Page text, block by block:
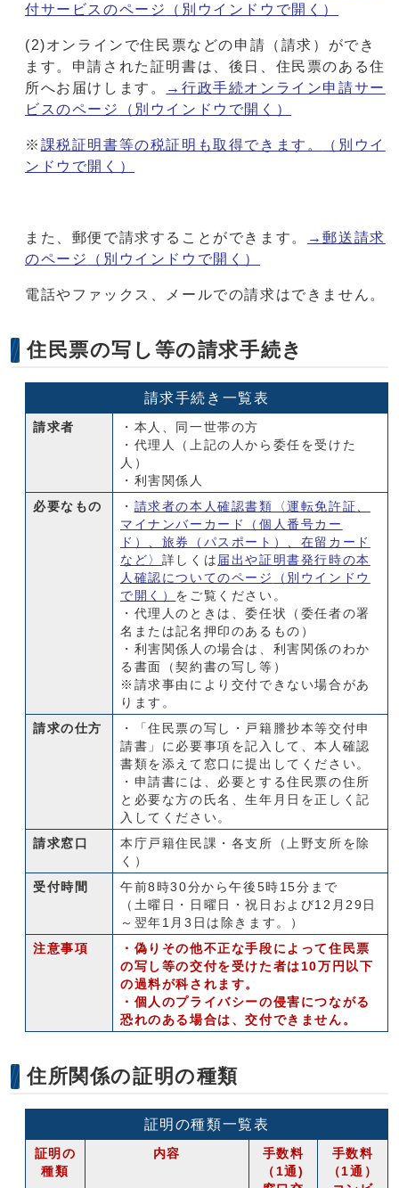
付サービスのページ
（別ウインドウで開く）
(2)オンラインで住民票などの申請（請求）ができ
ます。申請された証明書は、後日、住民票のある住
所へお届けします。
→行政手続オンライン申請サー
ビスのページ
（別ウインドウで開く）
※ 課税証明書等の税証明も取得できます。
（別ウイ
ンドウで開く）
また、郵便で請求することができます。
→郵送請求
のページ
（別ウインドウで開く）
電話やファックス、メールでの請求はできません。
住民票の写し等の請求手続き
請求手続き一覧表
請求者
・本人、同一世帯の方
・代理人（上記の人から委任を受けた
人）
・利害関係人
必要なもの
・ 請求者の本人確認書類〈運転免許証、
マイナンバーカード（個人番号カー
ド）、旅券（パスポート）、在留カード
など〉 詳しくは 届出や証明書発行時の本
人確認についてのページ
（別ウインドウ
で開く） をご覧ください。
・代理人のときは、委任状（委任者の署
名または記名押印のあるもの）
・利害関係人の場合は、利害関係のわか
る書面（契約書の写し等）
※請求事由により交付できない場合があ
ります。
請求の仕方
・「住民票の写し・戸籍謄抄本等交付申
請書」に必要事項を記入して、本人確認
書類を添えて窓口に提出してください。
・申請書には、必要とする住民票の住所
と必要な方の氏名、生年月日を正しく記
入してください。
請求窓口
本庁戸籍住民課・各支所（上野支所を除
く）
受付時間
午前8時30分から午後5時15分まで
（土曜日・日曜日・祝日および12月29日
～翌年1月3日は除きます。）
注意事項
・偽りその他不正な手段によって住民票
の写し等の交付を受けた者は10万円以下
の過料が科されます。
・個人のプライバシーの侵害につながる
恐れのある場合は、交付できません。
住所関係の証明の種類
証明の種類一覧表
証明の
種類
内容
手数料
（1通)
手数料
（1通）